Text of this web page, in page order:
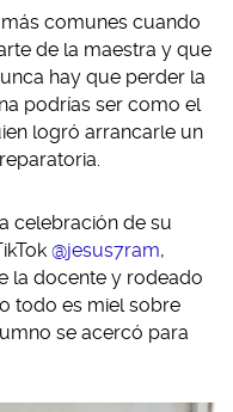
comunes cuando
de la maestra y que
hay que perder la
podrías ser como el
logró arrancarle un
celebración de su
@jesus7ram,
la docente y rodeado
todo es miel sobre
se acercó para